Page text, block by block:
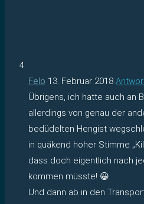
Felo 13. Februar 2018
Übrigens, ich hatte auch an
allerdings von genau der
bedüdelten Hengist
in quäkend hoher Stimme
dass doch eigentlich nach
kommen müsste! 😀
Und dann ab in den